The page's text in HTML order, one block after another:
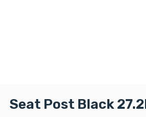
Seat Post Black